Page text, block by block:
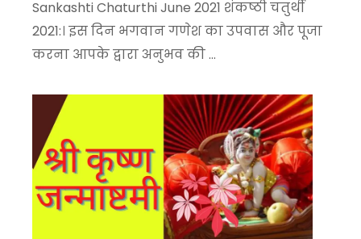
Sankashti Chaturthi June 2021 शंकष्ठी चतुर्थी
2021:। इस दिन भगवान गणेश का उपवास और पूजा
करना आपके द्वारा अनुभव की ...